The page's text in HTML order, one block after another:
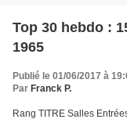
Top 30 hebdo :
1965
Publié le 01/06/2017 à
Par Franck P.
Rang TITRE Salles